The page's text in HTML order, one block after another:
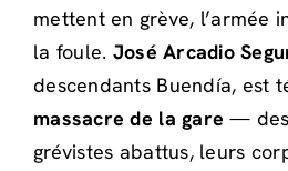
mettent en grève, l’armée
la foule. José Arcadio
descendants Buendía, est
massacre de la gare —
grévistes abattus, leurs